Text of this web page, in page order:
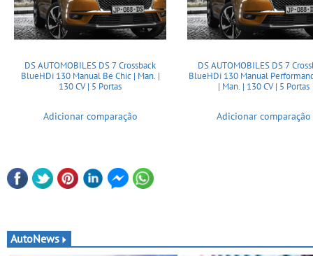
DS AUTOMOBILES DS 7 Crossback
BlueHDi 130 Manual Be Chic | Man. |
130 CV | 5 Portas
Adicionar comparação
DS AUTOMOBILES DS 7
BlueHDi 130 Manual
| Man. | 130 CV | 5 Portas
Adicionar comparação
AutoNews